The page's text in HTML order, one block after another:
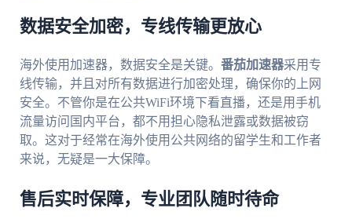
数据安全加密，专线传输更放心
海外使用加速器，数据安全是关键。 番茄加速器采用专
线传输，并且对所有数据进行加密处理，确保你的上网
安全。不管你是在公共WiFi环境下看直播，还是用手机
流量访问国内平台，都不用担心隐私泄露或数据被窃
取。这对于经常在海外使用公共网络的留学生和工作者
来说，无疑是一大保障。
售后实时保障，专业团队随时待命